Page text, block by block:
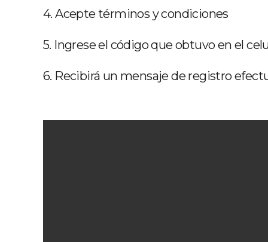
4. Acepte términos y condiciones
5. Ingrese el código que obtuvo en el
6. Recibirá un mensaje de registro